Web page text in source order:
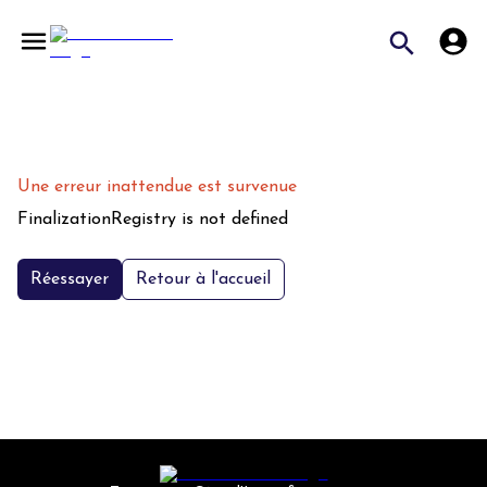
Une erreur inattendue est survenue
FinalizationRegistry is not defined
Réessayer Retour à l'accueil